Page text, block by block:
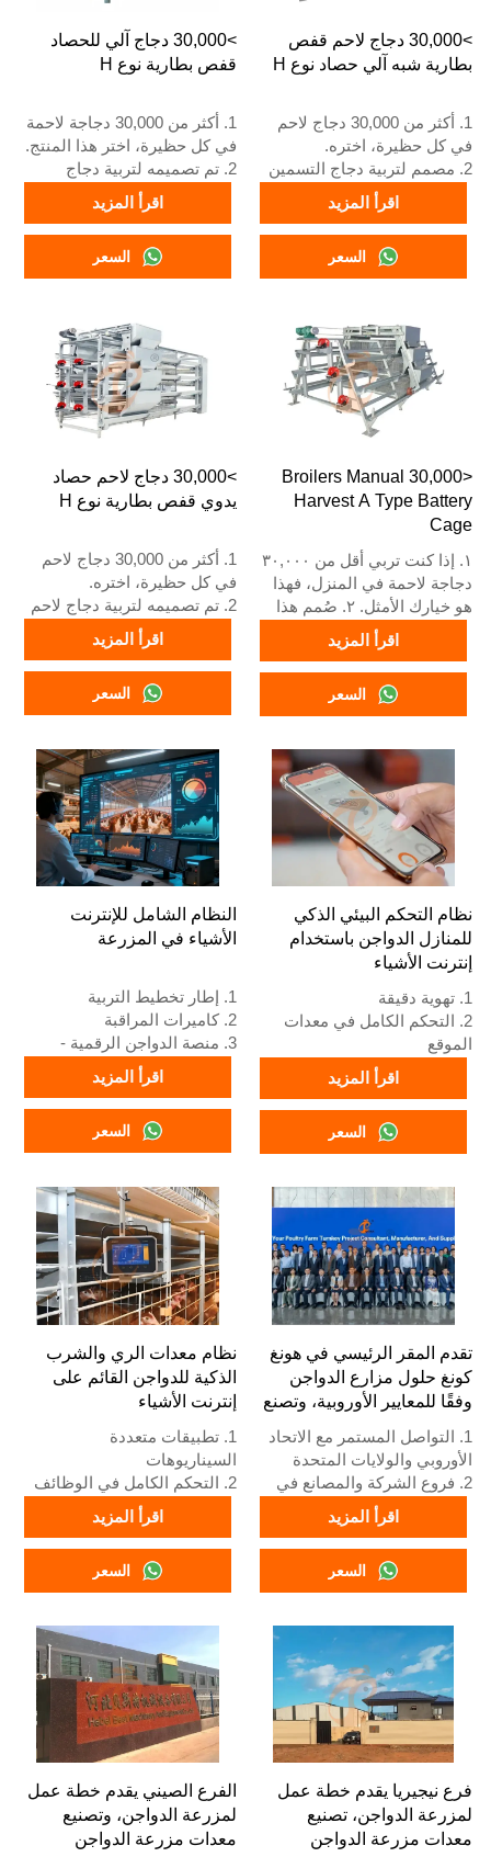
هو +8618830120193
هو +86 18830120193.
>30,000 دجاج آلي للحصاد
قفص بطارية نوع H
1. أكثر من 30,000 دجاجة لاحمة
في كل حظيرة، اختر هذا المنتج.
2. تم تصميمه لتربية دجاج
التسمين من عمر يوم واحد إلى
45 يومًا حتى يصبح جاهزًا
للسوق.
عامًا.
للاستقبال على مدار 24 ساعة
هو +8618830120193، +234
8111199996.
اقرأ المزيد
السعر
>30,000 دجاج لاحم قفص
بطارية شبه آلي حصاد نوع H
1. أكثر من 30,000 دجاج لاحم
في كل حظيرة، اختره.
2. مصمم لتربية دجاج التسمين
حتى يصبح جاهزًا للسوق.
3. عمره الافتراضي أكثر من 20
4. رقم الواتساب الخاص بخدمة
هو +8618830120193، +234
8111199996.
اقرأ المزيد
السعر
>30,000 دجاج لاحم حصاد
يدوي قفص بطارية نوع H
1. أكثر من 30,000 دجاج لاحم
في كل حظيرة، اختره.
2. تم تصميمه لتربية دجاج لاحم
جاهز للسوق.
3. عمره الافتراضي أكثر من 20
4. هيكله عبارة عن اندماج ذكاء
كهربائية، معدات أوتوماتيكية
للشرب والتغذية وتنظيف
السماد، حصاد يدوي.
5. خدمة الاستقبال عبر الإنترنت
على مدار 24 ساعة رقم
What’sApp هو
8111199996.
اقرأ المزيد
السعر
<30,000 Broilers Manual
Harvest A Type Battery
Cage
١. إذا كنت تربي أقل من ٣٠,٠٠٠
دجاجة لاحمة في المنزل، فهذا
هو خيارك الأمثل. ٢. صُمم هذا
النظام لتربية دجاج لاحم بالغ من
عمر يوم إلى ٤٥ يومًا جاهز
للتسويق. ٣. عمره الافتراضي
يزيد عن ٢٠ عامًا. ٤. يتميز هذا
النظام ببنية تجمع بين الذكاء
تحكم كهربائية، ومعدات
أوتوماتيكية للشرب والتغذية
وتنظيف السماد، بالإضافة إلى
إمكانية الحصاد اليدوي. ٥. رقم
واتساب الخاص بنا متاح على
مدار الساعة:
+٢٣٤٨١١١١٩٩٩٩٦.
اقرأ المزيد
السعر
النظام الشامل للإنترنت
الأشياء في المزرعة
1. إطار تخطيط التربية
2. كاميرات المراقبة
3. منصة الدواجن الرقمية -
شاشة كبيرة شاملة
5. الاستقبال/رقم واتساب:
اقرأ المزيد
السعر
نظام التحكم البيئي الذكي
للمنازل الدواجن باستخدام
إنترنت الأشياء
1. تهوية دقيقة
2. التحكم الكامل في معدات
الموقع
5. الاستقبال /واتساب رقم:
اقرأ المزيد
السعر
نظام معدات الري والشرب
الذكية للدواجن القائم على
إنترنت الأشياء
1. تطبيقات متعددة
السيناريوهات
2. التحكم الكامل في الوظائف
5. رقم الاستقبال / واتساب:
اقرأ المزيد
السعر
تقدم المقر الرئيسي في هونغ
كونغ حلول مزارع الدواجن
وفقًا للمعايير الأوروبية، وتصنع
معدات مزارع الدواجن
1. التواصل المستمر مع الاتحاد
الأوروبي والولايات المتحدة
2. فروع الشركة والمصانع في
الصين ونيجيريا وإثيوبيا وتنزانيا
3. جودة المنتجات مصممة
خصيصًا لمزارع الدواجن المحلية
4. مخزون معدات أقفاص
الدواجن ومزارع الدواجن متاح
5. استقبال عبر الإنترنت على
مدار 24 ساعة رقم واتساب:
+8618830120193، اتصل بنا
للحصول على معلومات كاملة
اقرأ المزيد
السعر
الفرع الصيني يقدم خطة عمل
لمزرعة الدواجن، وتصنيع
معدات مزرعة الدواجن
فرع نيجيريا يقدم خطة عمل
لمزرعة الدواجن، تصنيع
معدات مزرعة الدواجن